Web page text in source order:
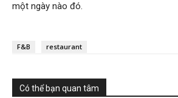
một ngày nào đó.
F&B restaurant
Có thể bạn quan tâm